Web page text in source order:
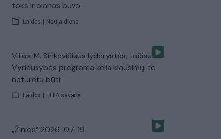
toks ir planas buvo
Laidos Nauja diena
Viliasi M. Sinkevičiaus lyderystės, tačiau
Vyriausybės programa kelia klausimų: to
neturėtų būti
Laidos ELTA savaitė
„Žinios“ 2026-07-19